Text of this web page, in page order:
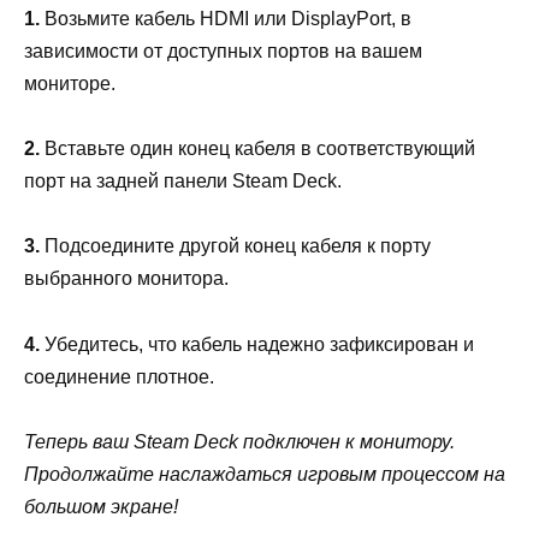
1. Возьмите кабель HDMI или DisplayPort, в
зависимости от доступных портов на вашем
мониторе.
2. Вставьте один конец кабеля в соответствующий
порт на задней панели Steam Deck.
3. Подсоедините другой конец кабеля к порту
выбранного монитора.
4. Убедитесь, что кабель надежно зафиксирован и
соединение плотное.
Теперь ваш Steam Deck подключен к монитору.
Продолжайте наслаждаться игровым процессом на
большом экране!